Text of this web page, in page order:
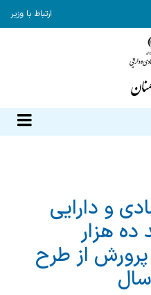
ارتباط با وزیر
و دارایی
ده هزار
از طرح